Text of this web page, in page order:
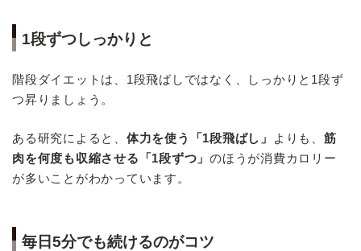
1段ずつしっかりと
階段ダイエットは、1段飛ばしではなく、しっかりと1段ず
つ昇りましょう。
ある研究によると、 体力を使う「1段飛ばし」 よりも、筋
肉を何度も収縮させる「1段ずつ」のほうが消費カロリー
が多いことがわかっています。
毎日5分でも続けるのがコツ